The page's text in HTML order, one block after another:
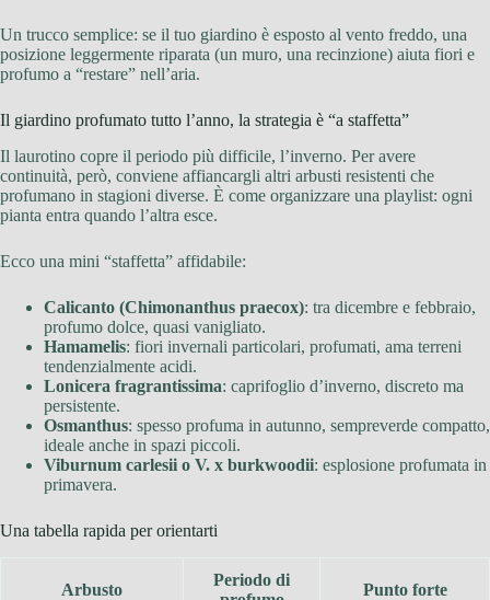
Un trucco semplice: se il tuo giardino è esposto al vento freddo, una
posizione leggermente riparata (un muro, una recinzione) aiuta fiori e
profumo a “restare” nell’aria.
Il giardino profumato tutto l’anno, la strategia è “a staffetta”
Il laurotino copre il periodo più difficile, l’inverno. Per avere
continuità, però, conviene affiancargli altri arbusti resistenti che
profumano in stagioni diverse. È come organizzare una playlist: ogni
pianta entra quando l’altra esce.
Ecco una mini “staffetta” affidabile:
Calicanto (Chimonanthus praecox): tra dicembre e febbraio,
profumo dolce, quasi vanigliato.
Hamamelis: fiori invernali particolari, profumati, ama terreni
tendenzialmente acidi.
Lonicera fragrantissima: caprifoglio d’inverno, discreto ma
persistente.
Osmanthus: spesso profuma in autunno, sempreverde compatto,
ideale anche in spazi piccoli.
Viburnum carlesii o V. x burkwoodii: esplosione profumata in
primavera.
Una tabella rapida per orientarti
Arbusto
Periodo di
Punto forte